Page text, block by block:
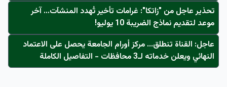
تحذير عاجل من "زاتكا": غرامات تأخير تُهدد المنشآت… آخر
موعد لتقديم نماذج الضريبة 10 يوليو!
عاجل: القناة تنطلق... مركز أورام الجامعة يحصل على الاعتماد
النهائي ويعلن خدماته لـ3 محافظات - التفاصيل الكاملة